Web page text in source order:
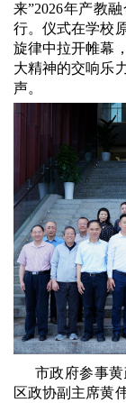
来”2026年产教
行。仪式在学校
旋律中拉开帷幕
大精神的交响乐
声。
市政府参事
区政协副主席黄